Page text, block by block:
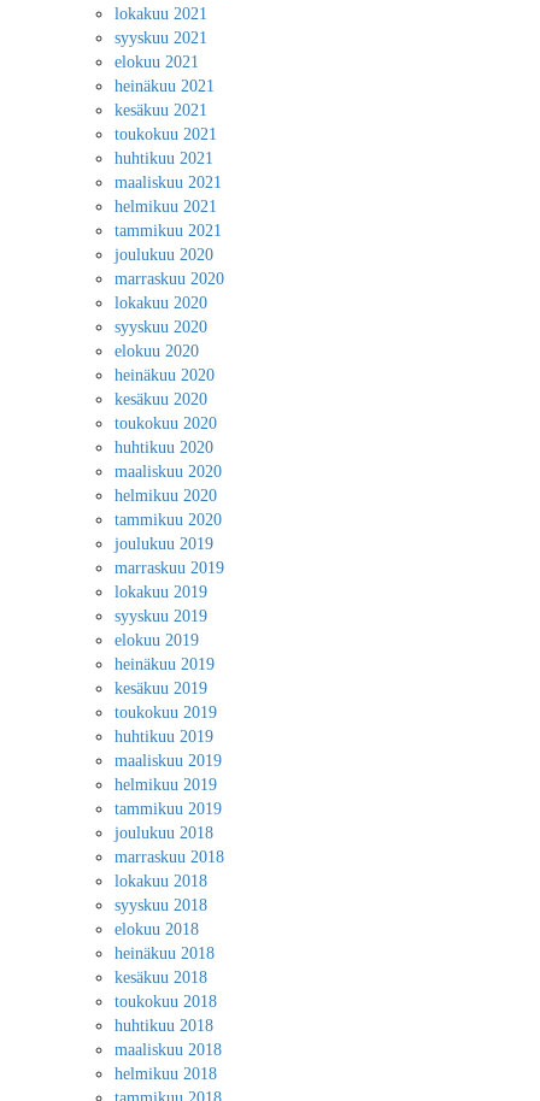
lokakuu 2021
syyskuu 2021
elokuu 2021
heinäkuu 2021
kesäkuu 2021
toukokuu 2021
huhtikuu 2021
maaliskuu 2021
helmikuu 2021
tammikuu 2021
joulukuu 2020
marraskuu 2020
lokakuu 2020
syyskuu 2020
elokuu 2020
heinäkuu 2020
kesäkuu 2020
toukokuu 2020
huhtikuu 2020
maaliskuu 2020
helmikuu 2020
tammikuu 2020
joulukuu 2019
marraskuu 2019
lokakuu 2019
syyskuu 2019
elokuu 2019
heinäkuu 2019
kesäkuu 2019
toukokuu 2019
huhtikuu 2019
maaliskuu 2019
helmikuu 2019
tammikuu 2019
joulukuu 2018
marraskuu 2018
lokakuu 2018
syyskuu 2018
elokuu 2018
heinäkuu 2018
kesäkuu 2018
toukokuu 2018
huhtikuu 2018
maaliskuu 2018
helmikuu 2018